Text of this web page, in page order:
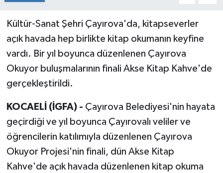
Kültür-Sanat Şehri Çayırova'da, kitapseverler
açık havada hep birlikte kitap okumanın keyfine
vardı. Bir yıl boyunca düzenlenen Çayırova
Okuyor buluşmalarının finali Akse Kitap Kahve'de
gerçekleştirildi.
KOCAELİ (İGFA) - Çayırova Belediyesi'nin hayata
geçirdiği ve yıl boyunca Çayırovalı veliler ve
öğrencilerin katılımıyla düzenlenen Çayırova
Okuyor Projesi'nin finali, dün Akse Kitap
Kahve'de açık havada düzenlenen kitap okuma